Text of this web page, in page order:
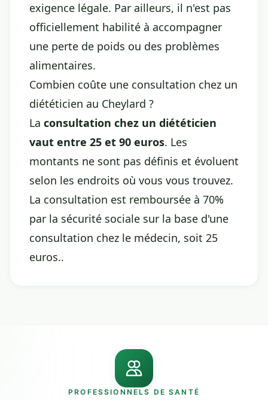
exigence légale. Par ailleurs, il n'est pas
officiellement habilité à accompagner
une perte de poids ou des problèmes
alimentaires.
Combien coûte une consultation chez un
diététicien au Cheylard ?
La consultation chez un diététicien
vaut entre 25 et 90 euros. Les
montants ne sont pas définis et évoluent
selon les endroits où vous vous trouvez.
La consultation est remboursée à 70%
par la sécurité sociale sur la base d'une
consultation chez le médecin, soit 25
euros..
PROFESSIONNELS DE SANTÉ